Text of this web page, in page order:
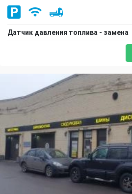
Датчик давления топлива - замена